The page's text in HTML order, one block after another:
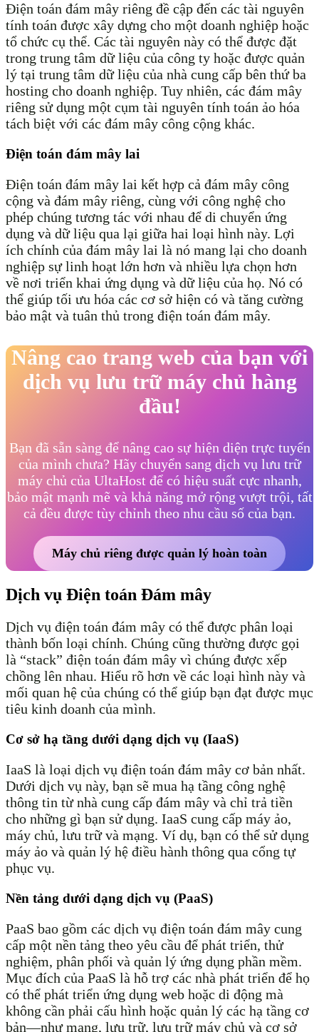
Điện toán đám mây riêng đề cập đến các tài nguyên
tính toán được xây dựng cho một doanh nghiệp hoặc
tổ chức cụ thể. Các tài nguyên này có thể được đặt
trong trung tâm dữ liệu của công ty hoặc được quản
lý tại trung tâm dữ liệu của nhà cung cấp bên thứ ba
hosting cho doanh nghiệp. Tuy nhiên, các đám mây
riêng sử dụng một cụm tài nguyên tính toán ảo hóa
tách biệt với các đám mây công cộng khác.
Điện toán đám mây lai
Điện toán đám mây lai kết hợp cả đám mây công
cộng và đám mây riêng, cùng với công nghệ cho
phép chúng tương tác với nhau để di chuyển ứng
dụng và dữ liệu qua lại giữa hai loại hình này. Lợi
ích chính của đám mây lai là nó mang lại cho doanh
nghiệp sự linh hoạt lớn hơn và nhiều lựa chọn hơn
về nơi triển khai ứng dụng và dữ liệu của họ. Nó có
thể giúp tối ưu hóa các cơ sở hiện có và tăng cường
bảo mật và tuân thủ trong điện toán đám mây.
Nâng cao trang web của bạn với
dịch vụ lưu trữ máy chủ hàng
đầu!
Bạn đã sẵn sàng để nâng cao sự hiện diện trực tuyến
của mình chưa? Hãy chuyển sang dịch vụ lưu trữ
máy chủ của UltaHost để có hiệu suất cực nhanh,
bảo mật mạnh mẽ và khả năng mở rộng vượt trội, tất
cả đều được tùy chỉnh theo nhu cầu số của bạn.
Máy chủ riêng được quản lý hoàn toàn
Dịch vụ Điện toán Đám mây
Dịch vụ điện toán đám mây có thể được phân loại
thành bốn loại chính. Chúng cũng thường được gọi
là “stack” điện toán đám mây vì chúng được xếp
chồng lên nhau. Hiểu rõ hơn về các loại hình này và
mối quan hệ của chúng có thể giúp bạn đạt được mục
tiêu kinh doanh của mình.
Cơ sở hạ tầng dưới dạng dịch vụ (IaaS)
IaaS là loại dịch vụ điện toán đám mây cơ bản nhất.
Dưới dịch vụ này, bạn sẽ mua hạ tầng công nghệ
thông tin từ nhà cung cấp đám mây và chỉ trả tiền
cho những gì bạn sử dụng. IaaS cung cấp máy ảo,
máy chủ, lưu trữ và mạng. Ví dụ, bạn có thể sử dụng
máy ảo và quản lý hệ điều hành thông qua cổng tự
phục vụ.
Nền tảng dưới dạng dịch vụ (PaaS)
PaaS bao gồm các dịch vụ điện toán đám mây cung
cấp một nền tảng theo yêu cầu để phát triển, thử
nghiệm, phân phối và quản lý ứng dụng phần mềm.
Mục đích của PaaS là hỗ trợ các nhà phát triển để họ
có thể phát triển ứng dụng web hoặc di động mà
không cần phải cấu hình hoặc quản lý các hạ tầng cơ
bản—như mạng, lưu trữ, lưu trữ máy chủ và cơ sở